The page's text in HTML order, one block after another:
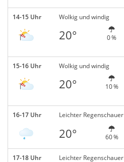
14-15 Uhr Wolkig und windig
20° 0 %
15-16 Uhr Wolkig und windig
20° 10 %
16-17 Uhr Leichter Regenschauer
20° 60 %
17-18 Uhr Leichter Regenschauer